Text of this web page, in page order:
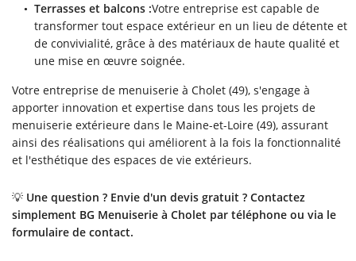
Terrasses et balcons :Votre entreprise est capable de
transformer tout espace extérieur en un lieu de détente et
de convivialité, grâce à des matériaux de haute qualité et
une mise en œuvre soignée.
Votre entreprise de menuiserie à Cholet (49), s'engage à
apporter innovation et expertise dans tous les projets de
menuiserie extérieure dans le Maine-et-Loire (49), assurant
ainsi des réalisations qui améliorent à la fois la fonctionnalité
et l'esthétique des espaces de vie extérieurs.
💡 Une question ? Envie d'un devis gratuit ? Contactez
simplement BG Menuiserie à Cholet par téléphone ou via le
formulaire de contact.